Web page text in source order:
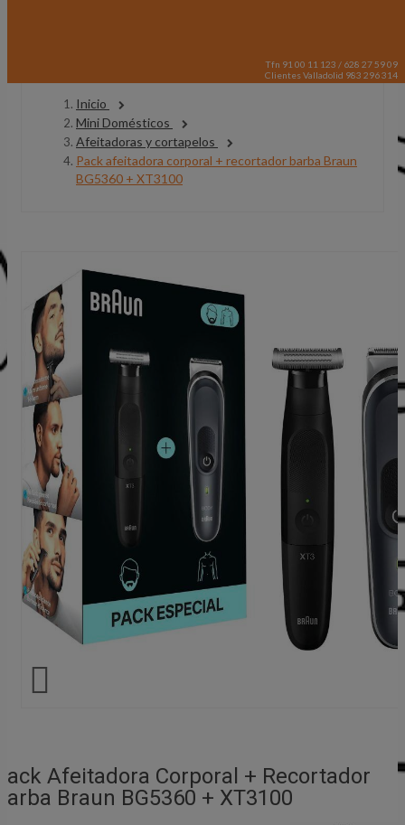
Tfn 91 00 11 123 / 628 27 59 09
Clientes Valladolid 983 296 314
Inicio
Mini Domésticos
Afeitadoras y cortapelos
Pack afeitadora corporal + recortador barba Braun
BG5360 + XT3100

Afeitadora Corporal + Recortador
Braun BG5360 + XT3100